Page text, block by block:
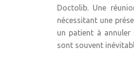
Doctolib. Une
nécessitant une
un patient à annuler
sont souvent